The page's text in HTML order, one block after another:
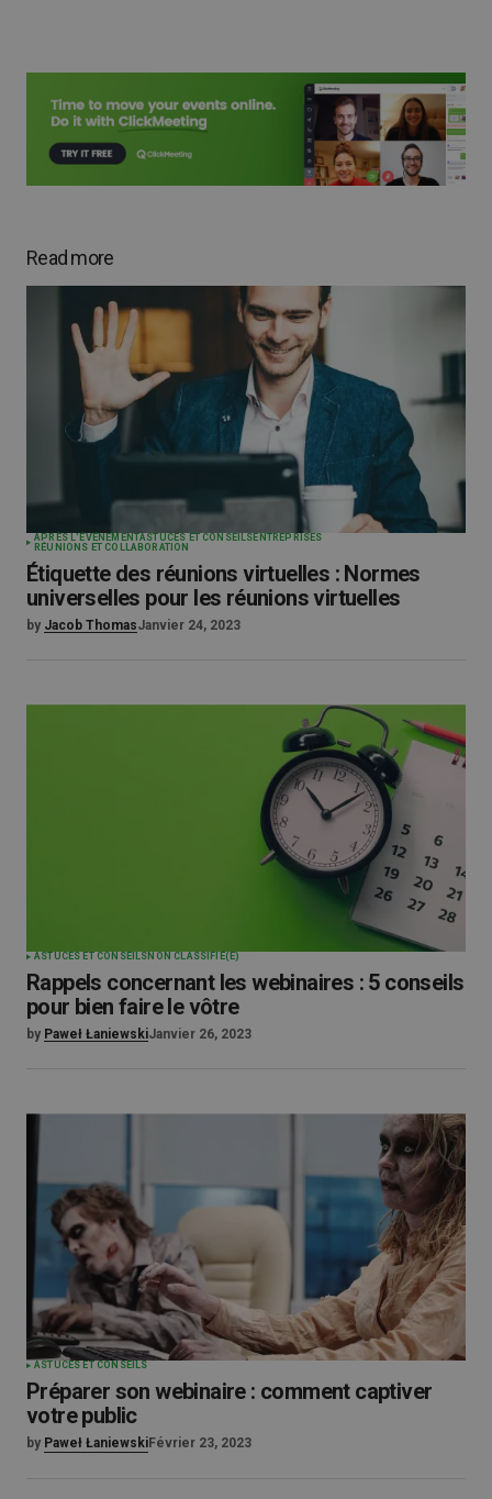
Read more
APRÈS L'ÉVÉNEMENTASTUCES ET CONSEILS ENTREPRISES
RÉUNIONS ET COLLABORATION
Étiquette des réunions virtuelles : Normes
universelles pour les réunions virtuelles
by Jacob ThomasJanvier 24, 2023
ASTUCES ET CONSEILS NON CLASSIFIÉ(E)
Rappels concernant les webinaires : 5 conseils
pour bien faire le vôtre
by Paweł ŁaniewskiJanvier 26, 2023
ASTUCES ET CONSEILS
Préparer son webinaire : comment captiver
votre public
by Paweł ŁaniewskiFévrier 23, 2023